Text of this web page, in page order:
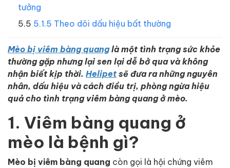
tưởng
5.1.5 Theo dõi dấu hiệu bất thường
Mèo bị viêm bàng quanglà một tình trạng sức khỏe
thường gặp nhưng lại sen lại dễ bở qua và không
nhận biết kịp thời. Helipet sẽ đưa ra những nguyên
nhân, dấu hiệu và cách điều trị, phòng ngừa hiệu
quả cho tình trạng viêm bàng quang ở mèo.
1. Viêm bàng quang ở
mèo là bệnh gì?
Mèo bị viêm bàng quang còn gọi là hội chứng viêm